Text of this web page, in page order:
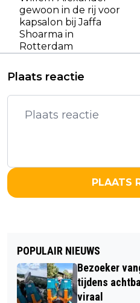
gewoon in de rij voor
kapsalon bij Jaffa
Shoarma in
Rotterdam
Plaats reactie
PLAATS
POPULAIR NIEUWS
Bezoeker
tijdens
viraal